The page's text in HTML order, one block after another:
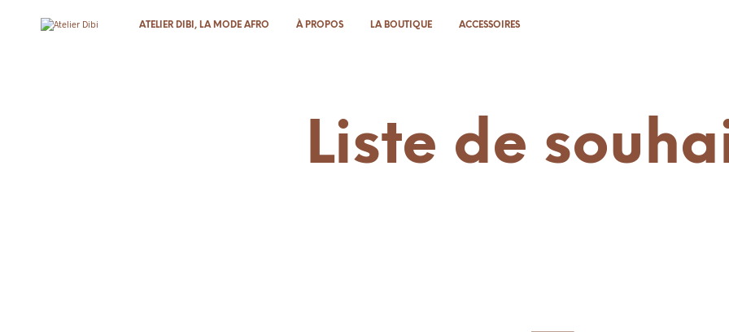
ATELIER DIBI, LA MODE AFRO À PROPOS LA BOUTIQUE ACCESSOIRES
Liste de